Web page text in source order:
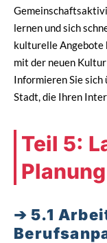
lernen und sich
kulturelle Angebote
mit der neuen
Informieren Sie sich
Stadt, die Ihren
Teil 5:
5.1